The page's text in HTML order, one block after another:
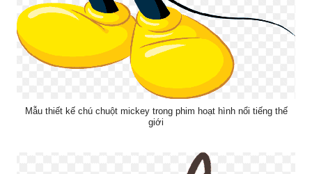
Mẫu thiết kế chú chuột mickey trong phim hoạt hình nổi tiếng thế
giới